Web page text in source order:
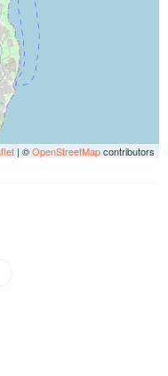
| ©OpenStreetMapcontributors